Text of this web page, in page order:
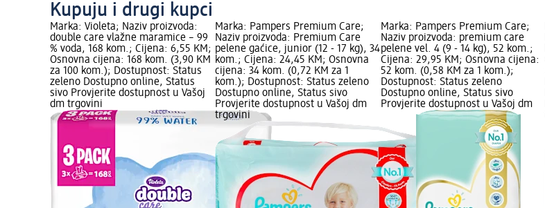
Kupuju i drugi kupci
Marka: Violeta; Naziv proizvoda:
double care vlažne maramice – 99
% voda, 168 kom.; Cijena: 6,55 KM;
Osnovna cijena: 168 kom. (3,90 KM
za 100 kom.); Dostupnost: Status
zeleno Dostupno online, Status
sivo Provjerite dostupnost u Vašoj
dm trgovini
Marka: Pampers Premium Care;
Naziv proizvoda: Premium Care
pelene gaćice, junior (12 - 17 kg), 34
kom.; Cijena: 24,45 KM; Osnovna
cijena: 34 kom. (0,72 KM za 1
kom.); Dostupnost: Status zeleno
Dostupno online, Status sivo
Provjerite dostupnost u Vašoj dm
trgovini
Marka: Pampers Premium Care;
Naziv proizvoda: premium care
pelene vel. 4 (9 - 14 kg), 52 kom.;
Cijena: 29,95 KM; Osnovna cijena:
52 kom. (0,58 KM za 1 kom.);
Dostupnost: Status zeleno
Dostupno online, Status sivo
Provjerite dostupnost u Vašoj dm